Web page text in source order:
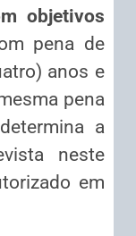
objetivos
pena de
anos e
pena
a
neste
em